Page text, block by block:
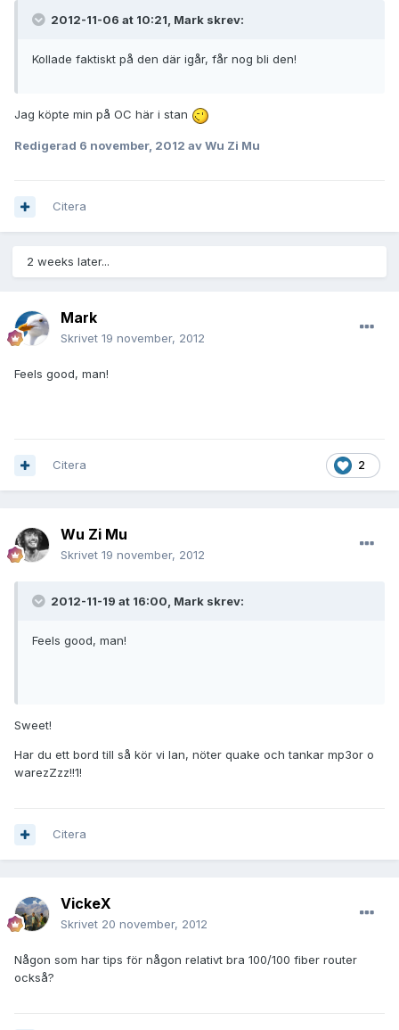
2012-11-06 at 10:21, Mark skrev:
Kollade faktiskt på den där igår, får nog bli den!
Jag köpte min på OC här i stan
Redigerad 6 november, 2012 av Wu Zi Mu
Citera
2 weeks later...
Mark
Skrivet 19 november, 2012
Feels good, man!
2
Citera
Wu Zi Mu
Skrivet 19 november, 2012
2012-11-19 at 16:00, Mark skrev:
Feels good, man!
Sweet!
Har du ett bord till så kör vi lan, nöter quake och tankar mp3or o
warezZzz!!1!
Citera
VickeX
Skrivet 20 november, 2012
Någon som har tips för någon relativt bra 100/100 fiber router
också?